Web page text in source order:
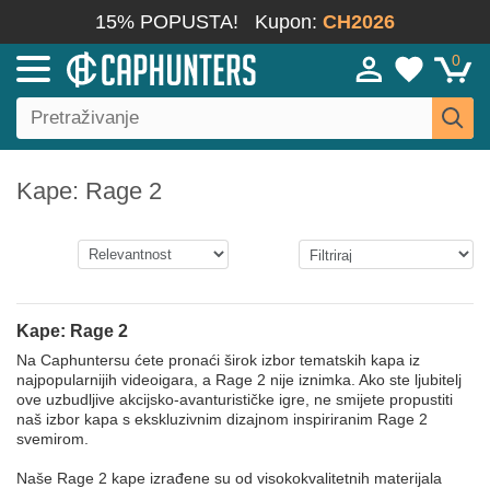
15% POPUSTA! Kupon: CH2026
0
Kape: Rage 2
Kape: Rage 2
Na Caphuntersu ćete pronaći širok izbor tematskih kapa iz
najpopularnijih videoigara, a Rage 2 nije iznimka. Ako ste ljubitelj
ove uzbudljive akcijsko-avanturističke igre, ne smijete propustiti
naš izbor kapa s ekskluzivnim dizajnom inspiriranim Rage 2
svemirom.
Naše Rage 2 kape izrađene su od visokokvalitetnih materijala